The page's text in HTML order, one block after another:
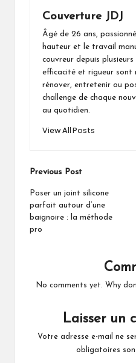
Couverture JDJ
Âgé de 26 ans,
hauteur et le travail
couvreur depuis plusieurs
efficacité et rigueur sont
rénover, entretenir ou
challenge de chaque
au quotidien.
View All Posts
Post
navigation
Previous Post
Poser un joint silicone
parfait autour d’une
baignoire : la méthode
pro
No comments yet. Why
Laisser un
Votre adresse e-mail ne
obligatoires